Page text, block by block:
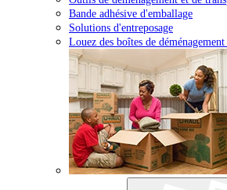
Bande adhésive d'emballage
Solutions d'entreposage
Louez des boîtes de